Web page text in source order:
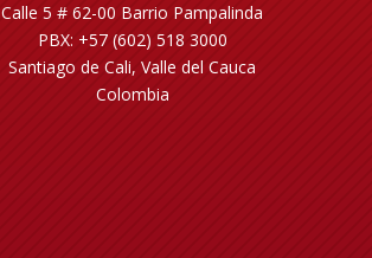
Calle 5 # 62-00 Barrio Pampalinda
PBX: +57 (602) 518 3000
Santiago de Cali, Valle del Cauca
Colombia